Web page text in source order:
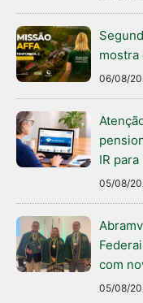
mostra
06/08/
IR
05/08/
com
05/08/